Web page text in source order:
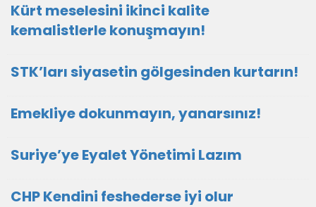
Kürt meselesini ikinci kalite
kemalistlerle konuşmayın!
STK’ları siyasetin gölgesinden kurtarın!
Emekliye dokunmayın, yanarsınız!
Suriye’ye Eyalet Yönetimi Lazım
CHP Kendini feshederse iyi olur